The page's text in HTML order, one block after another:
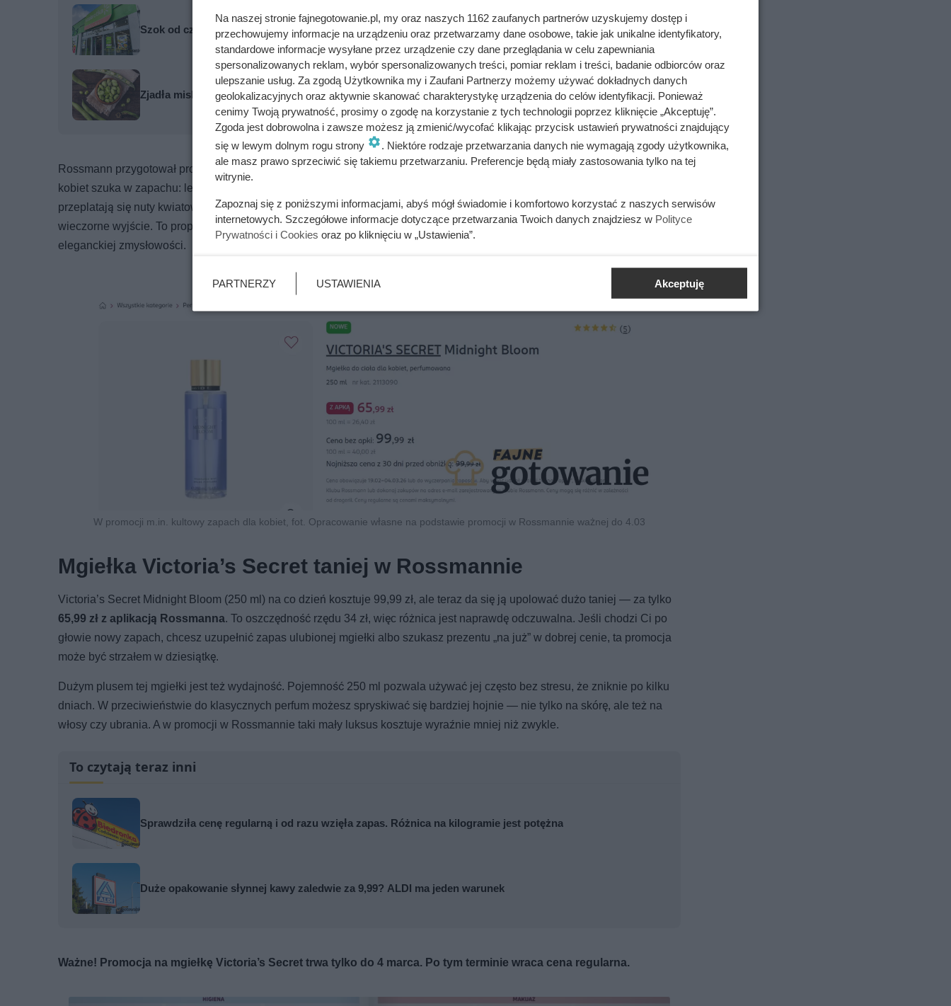
Szok od czwartku w Stokrotce! Kawa za darmo bez limitu
Zjadła miskę ugotowanego bobu. Oto co po kilku godzinach stało się z jej poziomem cukru i apetytem
Rossmann przygotował promocję na mgiełkę do ciała Victoria’s Secret Midnight Bloom, odpowiadając na to, czego wiele
kobiet szuka w zapachu: lekkości połączonej z charakterem. To kompozycja o ciepłym, zmysłowym wydźwięku, w której
przeplatają się nuty kwiatowe i drzewne. Zapach przyjemnie otula skórę, dlatego sprawdzi się zarówno na co dzień, jak i na
wieczorne wyjście. To propozycja dla tych, które chcą pachnieć świeżo i subtelnie, a jednocześnie dodać stylizacji odrobinę
eleganckiej zmysłowości.
W promocji m.in. kultowy zapach dla kobiet, fot. Opracowanie własne na podstawie promocji w Rossmannie ważnej do 4.03
Mgiełka Victoria’s Secret taniej w Rossmannie
Victoria’s Secret Midnight Bloom (250 ml) na co dzień kosztuje 99,99 zł, ale teraz da się ją upolować dużo taniej — za tylko
65,99 zł z aplikacją Rossmanna. To oszczędność rzędu 34 zł, więc różnica jest naprawdę odczuwalna. Jeśli chodzi Ci po
głowie nowy zapach, chcesz uzupełnić zapas ulubionej mgiełki albo szukasz prezentu „na już” w dobrej cenie, ta promocja
może być strzałem w dziesiątkę.
Dużym plusem tej mgiełki jest też wydajność. Pojemność 250 ml pozwala używać jej często bez stresu, że zniknie po kilku
dniach. W przeciwieństwie do klasycznych perfum możesz spryskiwać się bardziej hojnie — nie tylko na skórę, ale też na
włosy czy ubrania. A w promocji w Rossmannie taki mały luksus kosztuje wyraźnie mniej niż zwykle.
To czytają teraz inni
Sprawdziła cenę regularną i od razu wzięła zapas. Różnica na kilogramie jest potężna
Duże opakowanie słynnej kawy zaledwie za 9,99? ALDI ma jeden warunek
Ważne! Promocja na mgiełkę Victoria’s Secret trwa tylko do 4 marca. Po tym terminie wraca cena regularna.
Na naszej stronie fajnegotowanie.pl, my oraz naszych 1162 zaufanych partnerów uzyskujemy dostęp i
przechowujemy informacje na urządzeniu oraz przetwarzamy dane osobowe, takie jak unikalne identyfikatory,
standardowe informacje wysyłane przez urządzenie czy dane przeglądania w celu zapewniania
spersonalizowanych reklam, wybór spersonalizowanych treści, pomiar reklam i treści, badanie odbiorców oraz
ulepszanie usług. Za zgodą Użytkownika my i Zaufani Partnerzy możemy używać dokładnych danych
geolokalizacyjnych oraz aktywnie skanować charakterystykę urządzenia do celów identyfikacji. Ponieważ
cenimy Twoją prywatność, prosimy o zgodę na korzystanie z tych technologii poprzez kliknięcie „Akceptuję”.
Zgoda jest dobrowolna i zawsze możesz ją zmienić/wycofać klikając przycisk ustawień prywatności znajdujący
się w lewym dolnym rogu strony
. Niektóre rodzaje przetwarzania danych nie wymagają zgody użytkownika,
ale masz prawo sprzeciwić się takiemu przetwarzaniu. Preferencje będą miały zastosowania tylko na tej
witrynie.
Zapoznaj się z poniższymi informacjami, abyś mógł świadomie i komfortowo korzystać z naszych serwisów
internetowych. Szczegółowe informacje dotyczące przetwarzania Twoich danych znajdziesz w Polityce
Prywatności i Cookies oraz po kliknięciu w „Ustawienia”.
PARTNERZY USTAWIENIA Akceptuję